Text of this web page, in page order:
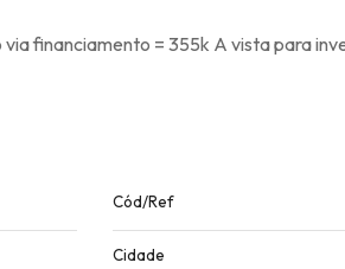
financiamento = 355k A vista para
Cód/Ref
Cidade